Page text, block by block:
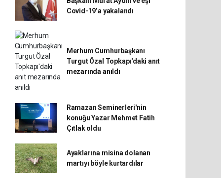
Covid-19’a yakalandı
Merhum Cumhurbaşkanı
Turgut Özal Topkapı'daki anıt
mezarında anıldı
Ramazan Seminerleri'nin
konuğu Yazar Mehmet Fatih
Çıtlak oldu
Ayaklarına misina dolanan
martıyı böyle kurtardılar